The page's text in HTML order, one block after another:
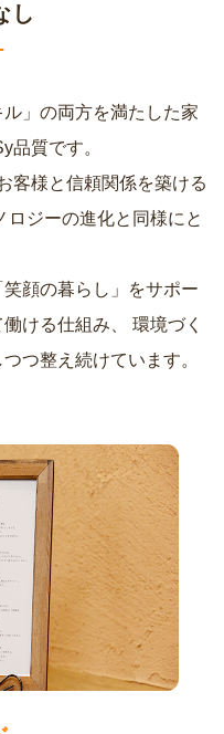
し
ル」の両方を満たした家
品質です。
客様と信頼関係を築ける
顔の暮らし」をサポー
ける仕組み、
つ整え続けています。